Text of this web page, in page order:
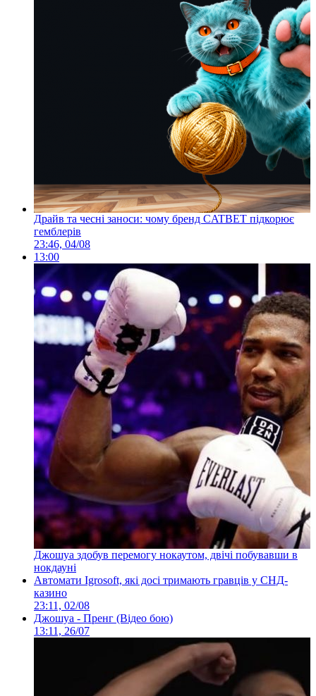
Драйв та чесні заноси: чому бренд CATBET підкорює
гемблерів
23:46, 04/08
13:00
Джошуа здобув перемогу нокаутом, двічі побувавши в
нокдауні
Автомати Igrosoft, які досі тримають гравців у СНД-
казино
23:11, 02/08
Джошуа - Пренг (Відео бою)
13:11, 26/07